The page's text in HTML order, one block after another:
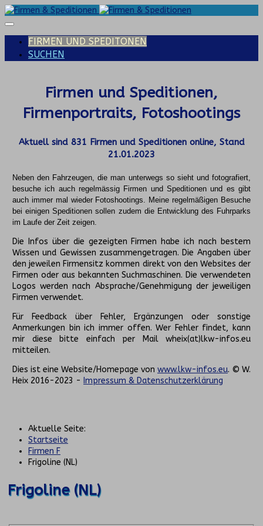
FIRMEN UND SPEDITONEN
SUCHEN
Firmen und Speditionen,
Firmenportraits, Fotoshootings
Aktuell sind 831 Firmen und Speditionen online, Stand
21.01.2023
Neben den Fahrzeugen, die man unterwegs so sieht und fotografiert,
besuche ich auch regelmässig Firmen und Speditionen und es gibt
auch immer mal wieder Fotoshootings. Meine regelmäßigen Besuche
bei einigen Speditionen sollen zudem die Entwicklung des Fuhrparks
im Laufe der Zeit zeigen.
Die Infos über die gezeigten Firmen habe ich nach bestem
Wissen und Gewissen zusammengetragen. Die Angaben über
den jeweilen Firmensitz kommen direkt von den Websites der
Firmen oder aus bekannten Suchmaschinen. Die verwendeten
Logos werden nach Absprache/Genehmigung der jeweiligen
Firmen verwendet.
Für Feedback über Fehler, Ergänzungen oder sonstige
Anmerkungen bin ich immer offen. Wer Fehler findet, kann
mir diese bitte einfach per Mail wheix(at)lkw-infos.eu
mitteilen.
Dies ist eine Website/Homepage von www.lkw-infos.eu. © W.
Heix 2016-2023 - Impressum & Datenschutzerklärung
Aktuelle Seite:
Startseite
Firmen F
Frigoline (NL)
Frigoline (NL)